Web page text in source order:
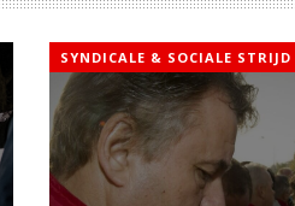
SYNDICALE & SOCIALE STRIJD